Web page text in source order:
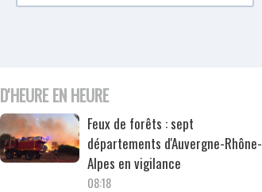
D'HEURE EN HEURE
Feux de forêts : sept
départements d'Auvergne-Rhône-
Alpes en vigilance
08:18